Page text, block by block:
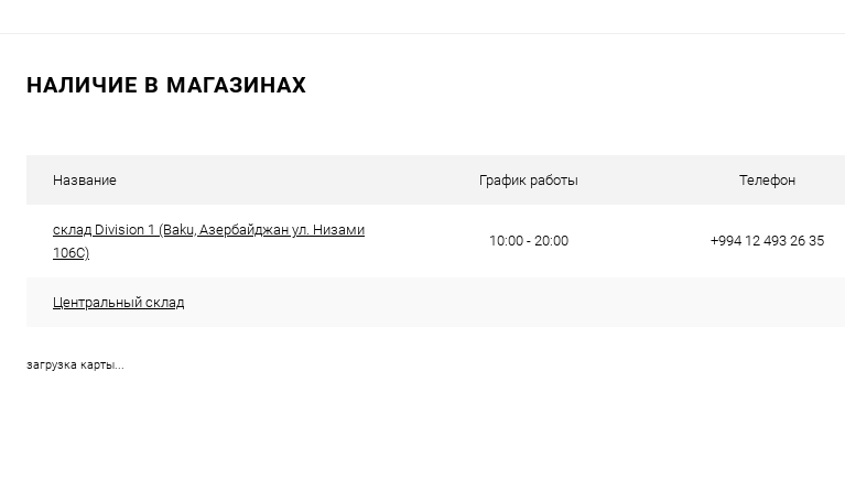
НАЛИЧИЕ В МАГАЗИНАХ
Название График работы Телефон
склад Division 1 (Baku, Азербайджан ул. Низами
106C)
10:00 - 20:00 +994 12 493 26 35
Центральный склад
загрузка карты...